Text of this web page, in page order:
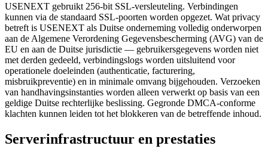
USENEXT gebruikt 256-bit SSL-versleuteling. Verbindingen
kunnen via de standaard SSL-poorten worden opgezet. Wat privacy
betreft is USENEXT als Duitse onderneming volledig onderworpen
aan de Algemene Verordening Gegevensbescherming (AVG) van de
EU en aan de Duitse jurisdictie — gebruikersgegevens worden niet
met derden gedeeld, verbindingslogs worden uitsluitend voor
operationele doeleinden (authenticatie, facturering,
misbruikpreventie) en in minimale omvang bijgehouden. Verzoeken
van handhavingsinstanties worden alleen verwerkt op basis van een
geldige Duitse rechterlijke beslissing. Gegronde DMCA-conforme
klachten kunnen leiden tot het blokkeren van de betreffende inhoud.
Serverinfrastructuur en prestaties